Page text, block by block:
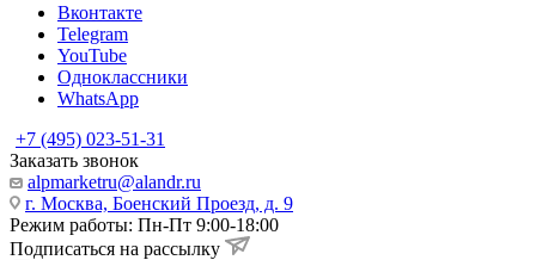
Вконтакте
Telegram
YouTube
Одноклассники
WhatsApp
+7 (495) 023-51-31
Заказать звонок
alpmarketru@alandr.ru
г. Москва, Боенский Проезд, д. 9
Режим работы: Пн-Пт 9:00-18:00
Подписаться на рассылку